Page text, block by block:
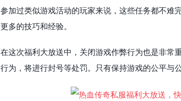
参加过类似游戏活动的玩家来说，这些任务都不难
更多的技巧和经验。
在这次福利大放送中，关闭游戏作弊行为也是非常
行为，将进行封号等处罚。只有保持游戏的公平与